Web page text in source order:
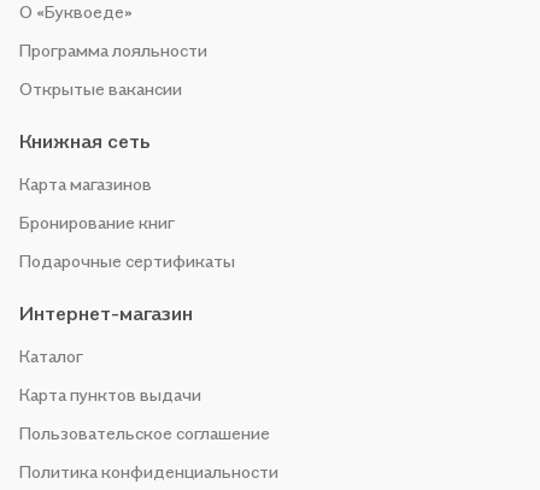
О «Буквоеде»
Программа лояльности
Открытые вакансии
Книжная сеть
Карта магазинов
Бронирование книг
Подарочные сертификаты
Интернет-магазин
Каталог
Карта пунктов выдачи
Пользовательское соглашение
Политика конфиденциальности